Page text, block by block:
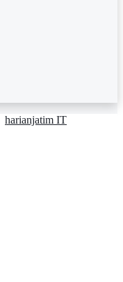
harianjatim IT